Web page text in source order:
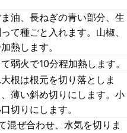
油、長ねぎの青い部分、生
て種ごと入れます。山椒、
熱します。
弱火で10分程加熱します。
根は根元を切り落としま
薄い斜め切りにします。小
切りにします。
混ぜ合わせ、水気を切りま